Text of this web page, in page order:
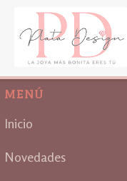
MENÚ
Inicio
Novedades